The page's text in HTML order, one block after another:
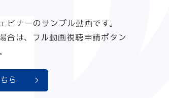
ナーのサンプル動画です。
合は、フル動画視聴申請ボタン
ら